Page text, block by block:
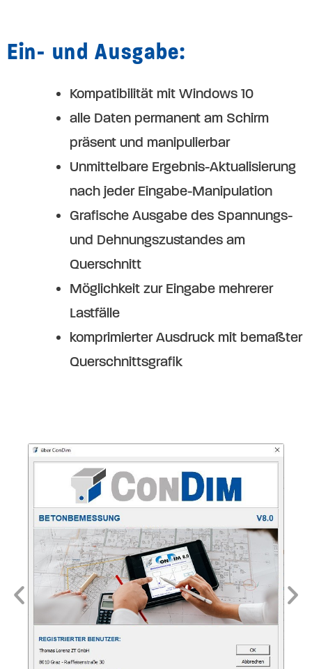
Ein- und Ausgabe:
Kompatibilität mit Windows 10
alle Daten permanent am Schirm
präsent und manipulierbar
Unmittelbare Ergebnis-Aktualisierung
nach jeder Eingabe-Manipulation
Grafische Ausgabe des Spannungs-
und Dehnungszustandes am
Querschnitt
Möglichkeit zur Eingabe mehrerer
Lastfälle
komprimierter Ausdruck mit bemaßter
Querschnittsgrafik